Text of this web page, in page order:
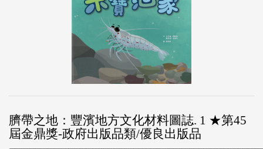
臍帶之地：豐濱地方文化材料圖誌. 1 ★第45
屆金鼎獎-政府出版品類/優良出版品